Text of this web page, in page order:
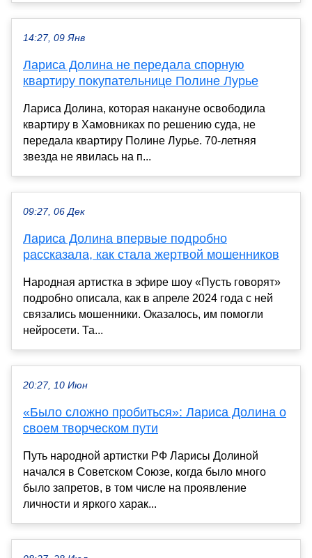
14:27, 09 Янв
Лариса Долина не передала спорную
квартиру покупательнице Полине Лурье
Лариса Долина, которая накануне освободила
квартиру в Хамовниках по решению суда, не
передала квартиру Полине Лурье. 70-летняя
звезда не явилась на п...
09:27, 06 Дек
Лариса Долина впервые подробно
рассказала, как стала жертвой мошенников
Народная артистка в эфире шоу «Пусть говорят»
подробно описала, как в апреле 2024 года с ней
связались мошенники. Оказалось, им помогли
нейросети. Та...
20:27, 10 Июн
«Было сложно пробиться»: Лариса Долина о
своем творческом пути
Путь народной артистки РФ Ларисы Долиной
начался в Советском Союзе, когда было много
было запретов, в том числе на проявление
личности и яркого харак...